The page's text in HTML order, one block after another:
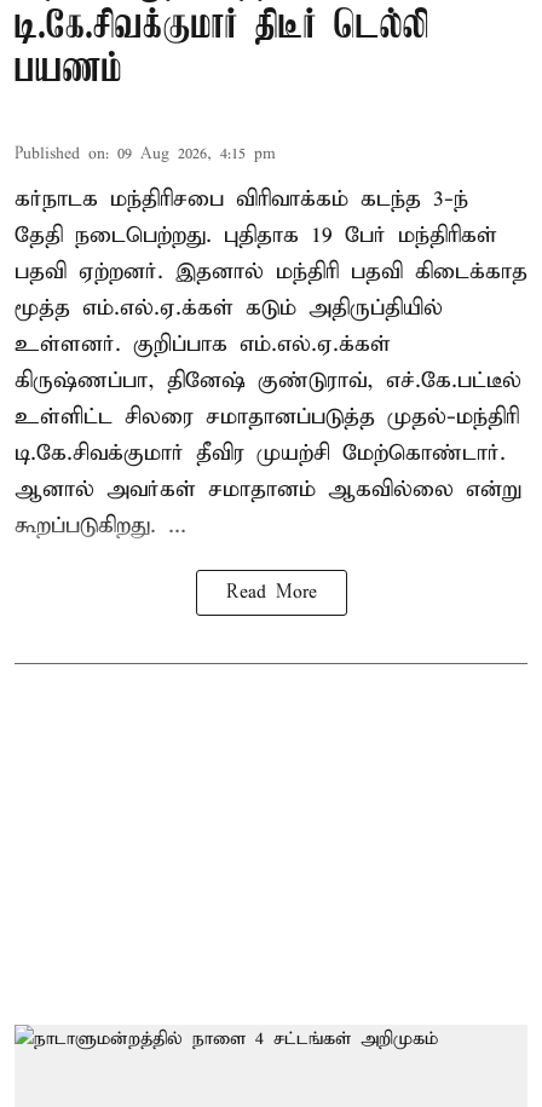
டி.கே.சிவக்குமார் திடீர் டெல்லி
பயணம்
Published on: 09 Aug 2026, 4:15 pm
கர்நாடக மந்திரிசபை விரிவாக்கம் கடந்த 3-ந்
தேதி நடைபெற்றது. புதிதாக 19 பேர் மந்திரிகள்
பதவி ஏற்றனர். இதனால் மந்திரி பதவி கிடைக்காத
மூத்த எம்.எல்.ஏ.க்கள் கடும் அதிருப்தியில்
உள்ளனர். குறிப்பாக எம்.எல்.ஏ.க்கள்
கிருஷ்ணப்பா, தினேஷ் குண்டுராவ், எச்.கே.பட்டீல்
உள்ளிட்ட சிலரை சமாதானப்படுத்த முதல்-மந்திரி
டி.கே.சிவக்குமார் தீவிர முயற்சி மேற்கொண்டார்.
ஆனால் அவர்கள் சமாதானம் ஆகவில்லை என்று
கூறப்படுகிறது. ...
Read More